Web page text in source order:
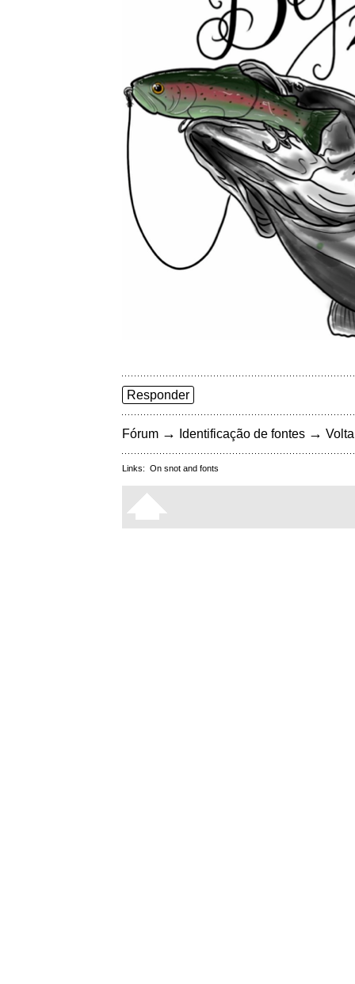
Responder
Fórum → Identificação de fontes →
Links: On snot and fonts